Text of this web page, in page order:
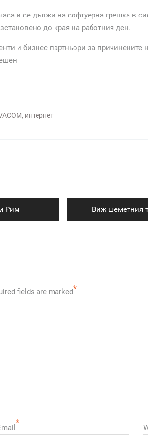
и се дължи на софтуерна грешка в
до края на работния ден.
и бизнес партньори за причинените
, интернет
Рим
Next
post:
Виж шеметния
fields are marked*
*